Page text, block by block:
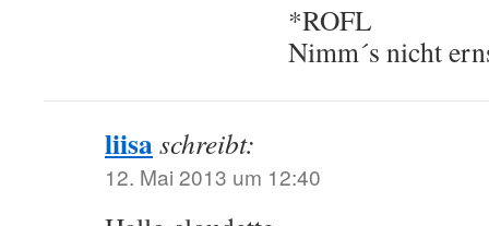
*ROFL
Nimm´s nicht
liisaschreibt:
12. Mai 2013 um 12:40